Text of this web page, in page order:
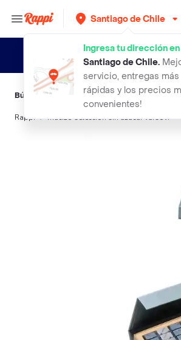
Santiago de Chile
Ingresa tu dirección en
Santiago de Chile.
servicio, entregas más
rápidas y los precios
convenientes!
Búsquedas relacionadas:Chocolates,
Rappi macizo seleccion sin azucar varsovi